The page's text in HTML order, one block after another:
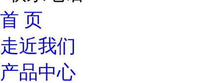
首 页
走近我们
产品中心